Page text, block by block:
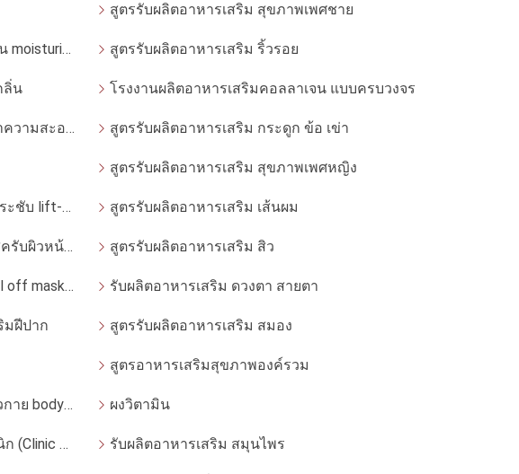
สูตรรับผลิตครีม บำรุงผิว ผิวหน้า ชุ่มชื่น moisturizer
ลิ่น
สูตรรับผลิตสร้างทำแบรนด์สบู่เหลว ทำความสะอาดผิวหน้า โฟมล้างหน้า
สูตรรับผลิตครีมบำรุงผิวหน้า ริ้วรอย กระชับ lift-up
สูตรรับผลิตมาสก์ครีม ครีมพอกหน้า สครับผิวหน้า สลีปปิ้งมาสก์
สูตรรับผลิตซอฟมาสก์ soft mask-peel off mask มาสก์หน้ากากอ่อน
ฝีปาก
สูตรรับผลิตสบู่เหลว ทำความสะอาดผิวกาย body soap
สูตรรับผลิตครีม ทรีตเม้นต์ สำหรับคลินิก (Clinic Use - Dermatologist)
สูตรรับผลิตอาหารเสริม สุขภาพเพศชาย
สูตรรับผลิตอาหารเสริม ริ้วรอย
โรงงานผลิตอาหารเสริมคอลลาเจน แบบครบวงจร
สูตรรับผลิตอาหารเสริม กระดูก ข้อ เข่า
สูตรรับผลิตอาหารเสริม สุขภาพเพศหญิง
สูตรรับผลิตอาหารเสริม เส้นผม
สูตรรับผลิตอาหารเสริม สิว
รับผลิตอาหารเสริม ดวงตา สายตา
สูตรรับผลิตอาหารเสริม สมอง
สูตรอาหารเสริมสุขภาพองค์รวม
ผงวิตามิน
รับผลิตอาหารเสริม สมุนไพร